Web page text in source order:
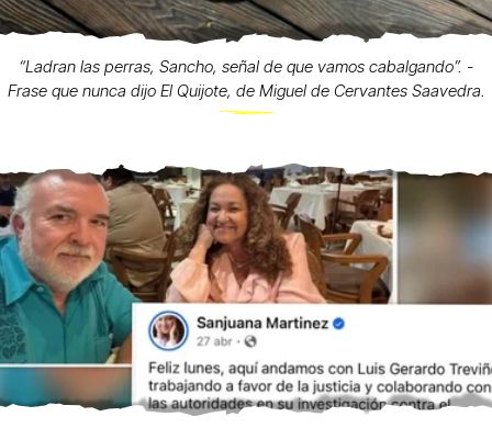
“Ladran las perras, Sancho, señal de que vamos cabalgando”. -
Frase que nunca dijo El Quijote, de Miguel de Cervantes Saavedra.